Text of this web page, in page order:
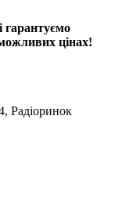
гарантуємо
цінах!
Радіоринок